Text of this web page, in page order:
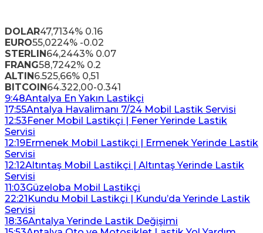
DOLAR47,7134% 0.16
EURO55,0224% -0.02
STERLIN64,2443% 0.07
FRANG58,7242% 0.2
ALTIN6.525,66% 0,51
BITCOIN64.322,00-0.341
9:48Antalya En Yakın Lastikçi
17:55Antalya Havalimanı 7/24 Mobil Lastik Servisi
12:53Fener Mobil Lastikçi | Fener Yerinde Lastik
Servisi
12:19Ermenek Mobil Lastikçi | Ermenek Yerinde Lastik
Servisi
12:12Altıntaş Mobil Lastikçi | Altıntaş Yerinde Lastik
Servisi
11:03Güzeloba Mobil Lastikçi
22:21Kundu Mobil Lastikçi | Kundu’da Yerinde Lastik
Servisi
18:36Antalya Yerinde Lastik Değişimi